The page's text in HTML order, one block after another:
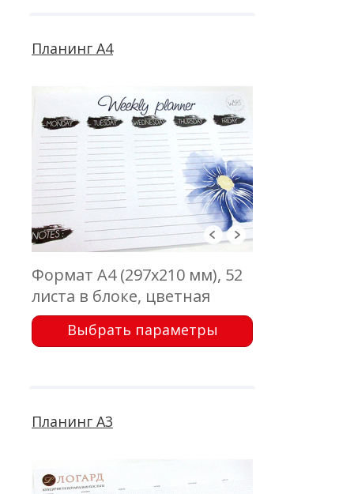
Планинг А4
Формат А4 (297х210 мм), 52
листа в блоке, цветная
печать с одной стороны,
бумага офсетная 80 г\м2,
Выбрать параметры
Планинг А3